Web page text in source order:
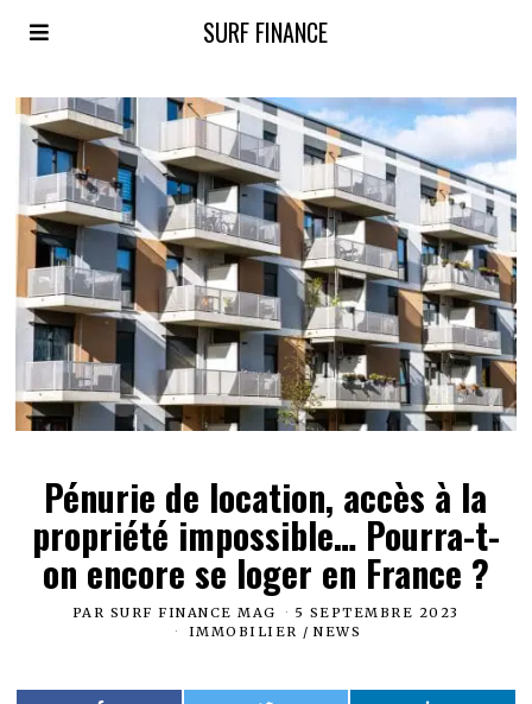
SURF FINANCE
Pénurie de location, accès à la
propriété impossible… Pourra-t-
on encore se loger en France ?
PAR SURF FINANCE MAG
5 SEPTEMBRE 2023
IMMOBILIER / NEWS